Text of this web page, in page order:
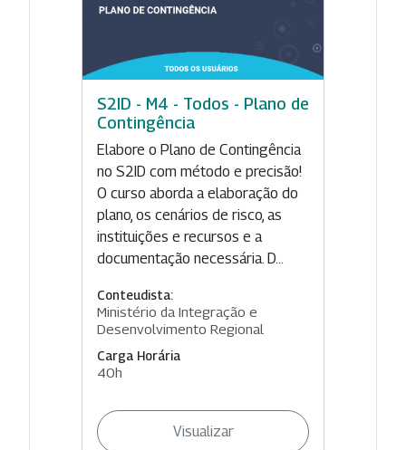
S2ID - M4 - Todos - Plano de
Contingência
Elabore o Plano de Contingência
no S2ID com método e precisão!
O curso aborda a elaboração do
plano, os cenários de risco, as
instituições e recursos e a
documentação necessária. D...
Conteudista:
Ministério da Integração e
Desenvolvimento Regional
Carga Horária
40h
Visualizar